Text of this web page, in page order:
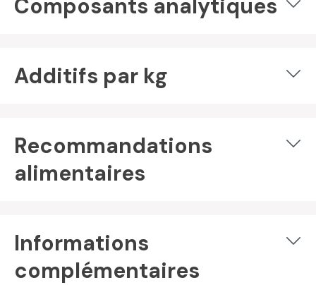
Composants analytiques
Additifs par kg
Recommandations
alimentaires
Informations
complémentaires